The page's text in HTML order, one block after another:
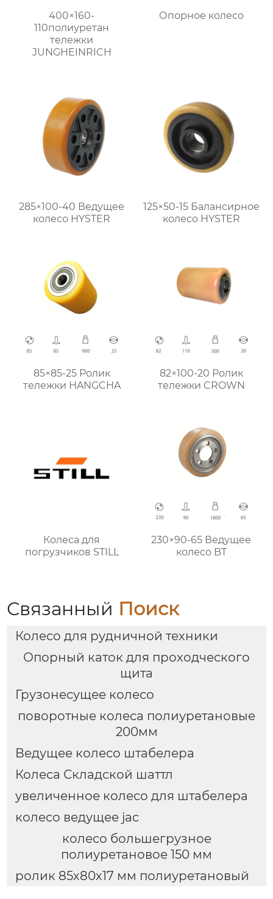
400×160-
110полиуретан
тележки
JUNGHEINRICH
Опорное колесо
285×100-40 Ведущее
колесо HYSTER
125×50-15 Балансирное
колесо HYSTER
85×85-25 Ролик
тележки HANGCHA
82×100-20 Ролик
тележки CROWN
Колеса для
погрузчиков STILL
230×90-65 Ведущее
колесо BT
Связанный Поиск
Колесо для рудничной техники
Опорный каток для проходческого
щита
Грузонесущее колесо
поворотные колеса полиуретановые
200мм
Ведущее колесо штабелера
Колеса Складской шаттл
увеличенное колесо для штабелера
колесо ведущее jac
колесо большегрузное
полиуретановое 150 мм
ролик 85х80х17 мм полиуретановый